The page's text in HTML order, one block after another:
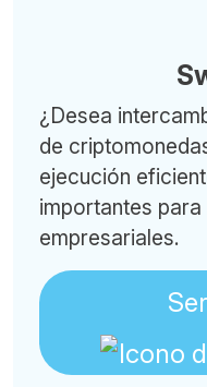
¿Desea
de
ejecución
importantes
empresariales.